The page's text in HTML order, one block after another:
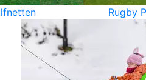
Rugby